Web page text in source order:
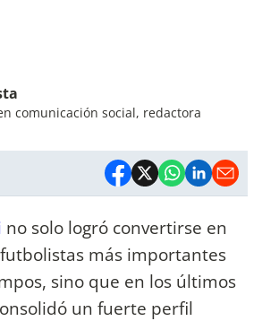
comunicación social, redactora
no solo logró convertirse en
más importantes
sino que en los últimos
un fuerte perfil